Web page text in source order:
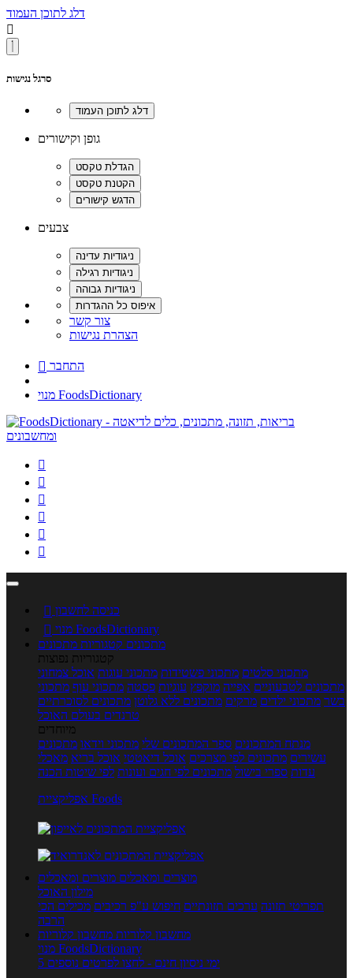
דלג לתוכן העמוד

סרגל נגישות
גופן וקישורים
צבעים
צור קשר
הצהרת נגישות
 התחבר
מנוי FoodsDictionary






 כניסה לחשבון

מנוי FoodsDictionary
מתכונים קטגוריות מתכונים
קטגוריות נפוצות
מתכוני סלטים מתכוני פשטידות מתכוני עוגות אוכל צמחוני
מתכונים לטבעוניים אפייה מוקפץ עוגיות פסטה מתכוני עוף מתכוני
בשר מתכוני ילדים מרקים מתכונים ללא גלוטן מתכונים לסוכרתיים
טרנדים בעולם האוכל
מיוחדים
מנתח המתכונים ספר המתכונים שלי מתכוני וידאו מתכונים
עשירים מתכונים לפי מצרכים אוכל דיאטטי אוכל בריא מאכלי
עדות ספרי בישול מתכונים לפי חגים ועונות לפי שיטות הכנה
אפליקציית Foods
מוצרים ומאכלים מוצרים ומאכלים
מילון האוכל
תפריטי תזונה ערכים תזונתיים חיפוש ע"פ רכיבים מכילים הכי
הרבה
מחשבון קלוריות מחשבון קלוריות
מנוי FoodsDictionary
5 ימי ניסיון חינם - לחצו לפרטים נוספים